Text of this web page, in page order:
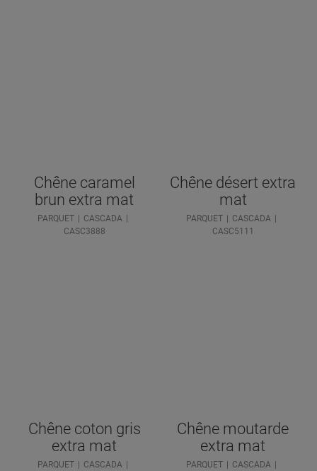
Chêne caramel
brun extra mat
PARQUET
CASCADA
CASC3888
Chêne désert extra
mat
PARQUET
CASCADA
CASC5111
Chêne coton gris
extra mat
PARQUET CASCADA
Chêne moutarde
extra mat
PARQUET CASCADA